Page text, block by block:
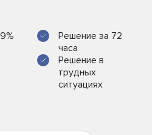
Решение за 72
часа
Решение в
трудных
ситуациях